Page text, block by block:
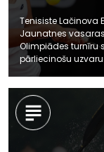
Tenisiste Lačinova
Jaunatnes vasaras
Olimpiādes turnīru
pārliecinošu uzvaru